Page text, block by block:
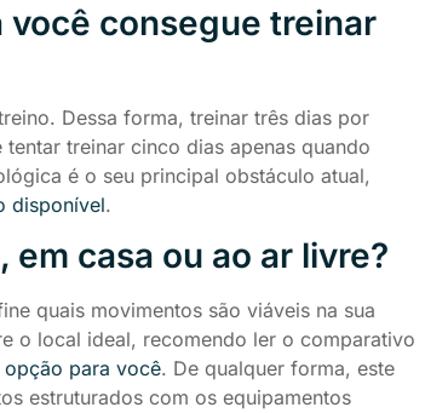
você consegue treinar
Dessa forma, treinar três dias por
treinar cinco dias apenas quando
é o seu principal obstáculo atual,
disponível.
em casa ou ao ar livre?
quais movimentos são viáveis na sua
o local ideal, recomendo ler o comparativo
opção para você. De qualquer forma, este
estruturados com os equipamentos